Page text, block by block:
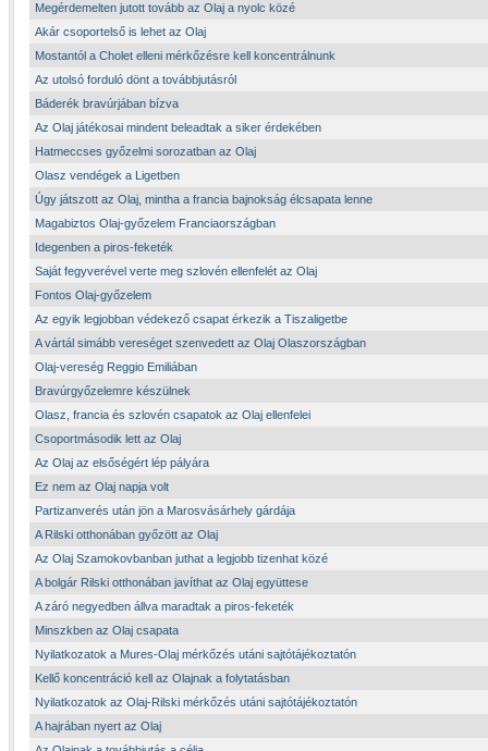
Megérdemelten jutott tovább az Olaj a nyolc közé
Akár csoportelső is lehet az Olaj
Mostantól a Cholet elleni mérkőzésre kell koncentrálnunk
Az utolsó forduló dönt a továbbjutásról
Báderék bravúrjában bízva
Az Olaj játékosai mindent beleadtak a siker érdekében
Hatmeccses győzelmi sorozatban az Olaj
Olasz vendégek a Ligetben
Úgy játszott az Olaj, mintha a francia bajnokság élcsapata lenne
Magabiztos Olaj-győzelem Franciaországban
Idegenben a piros-feketék
Saját fegyverével verte meg szlovén ellenfelét az Olaj
Fontos Olaj-győzelem
Az egyik legjobban védekező csapat érkezik a Tiszaligetbe
A vártál simább vereséget szenvedett az Olaj Olaszországban
Olaj-vereség Reggio Emiliában
Bravúrgyőzelemre készülnek
Olasz, francia és szlovén csapatok az Olaj ellenfelei
Csoportmásodik lett az Olaj
Az Olaj az elsőségért lép pályára
Ez nem az Olaj napja volt
Partizanverés után jön a Marosvásárhely gárdája
A Rilski otthonában győzött az Olaj
Az Olaj Szamokovbanban juthat a legjobb tizenhat közé
A bolgár Rilski otthonában javíthat az Olaj együttese
A záró negyedben állva maradtak a piros-feketék
Minszkben az Olaj csapata
Nyilatkozatok a Mures-Olaj mérkőzés utáni sajtótájékoztatón
Kellő koncentráció kell az Olajnak a folytatásban
Nyilatkozatok az Olaj-Rilski mérkőzés utáni sajtótájékoztatón
A hajrában nyert az Olaj